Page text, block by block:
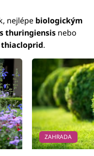
nejlépe biologickým
thuringiensis nebo
.
ZAHRADA